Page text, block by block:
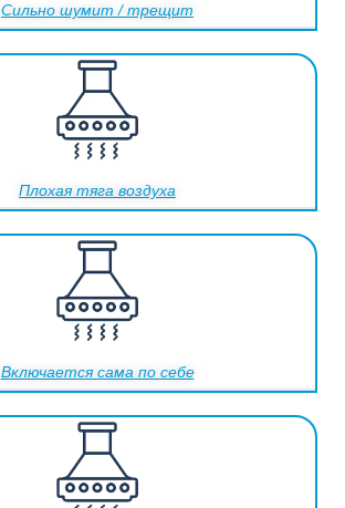
Сильно шумит / трещит
Плохая тяга воздуха
Включается сама по себе